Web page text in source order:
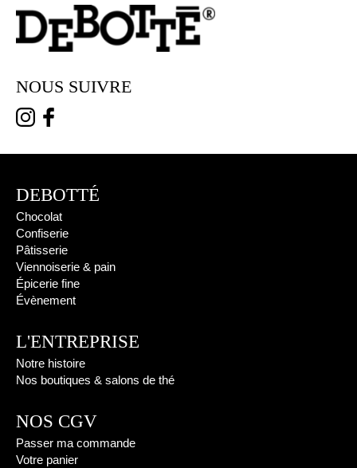
NOUS SUIVRE
DEBOTTÉ
Chocolat
Confiserie
Pâtisserie
Viennoiserie & pain
Épicerie fine
Évènement
L'ENTREPRISE
Notre histoire
Nos boutiques & salons de thé
NOS CGV
Passer ma commande
Votre panier